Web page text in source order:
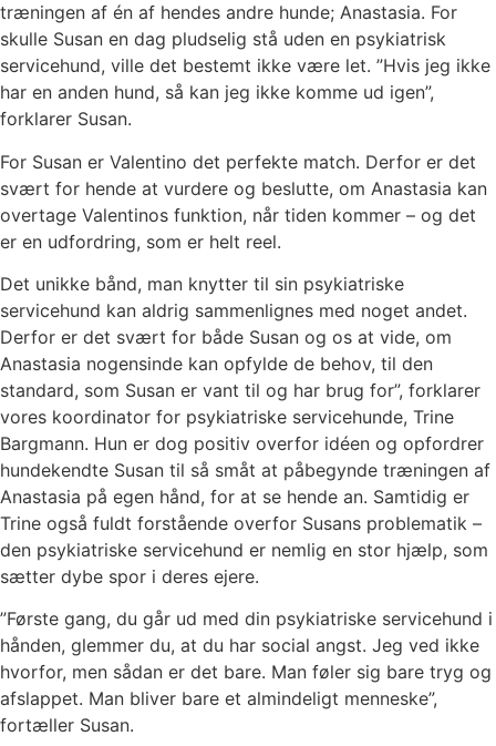
træningen af én af hendes andre hunde; Anastasia. For
skulle Susan en dag pludselig stå uden en psykiatrisk
servicehund, ville det bestemt ikke være let. ”Hvis jeg ikke
har en anden hund, så kan jeg ikke komme ud igen”,
forklarer Susan.
For Susan er Valentino det perfekte match. Derfor er det
svært for hende at vurdere og beslutte, om Anastasia kan
overtage Valentinos funktion, når tiden kommer – og det
er en udfordring, som er helt reel.
Det unikke bånd, man knytter til sin psykiatriske
servicehund kan aldrig sammenlignes med noget andet.
Derfor er det svært for både Susan og os at vide, om
Anastasia nogensinde kan opfylde de behov, til den
standard, som Susan er vant til og har brug for”, forklarer
vores koordinator for psykiatriske servicehunde, Trine
Bargmann. Hun er dog positiv overfor idéen og opfordrer
hundekendte Susan til så småt at påbegynde træningen af
Anastasia på egen hånd, for at se hende an. Samtidig er
Trine også fuldt forstående overfor Susans problematik –
den psykiatriske servicehund er nemlig en stor hjælp, som
sætter dybe spor i deres ejere.
”Første gang, du går ud med din psykiatriske servicehund i
hånden, glemmer du, at du har social angst. Jeg ved ikke
hvorfor, men sådan er det bare. Man føler sig bare tryg og
afslappet. Man bliver bare et almindeligt menneske”,
fortæller Susan.